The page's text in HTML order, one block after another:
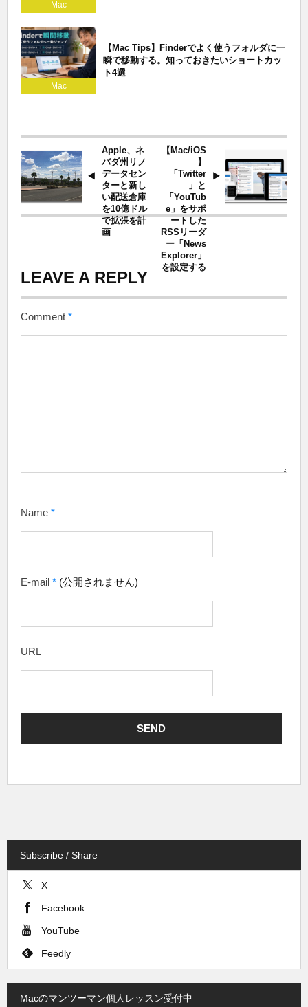
Mac
Mac
【Mac Tips】Finderでよく使うフォルダに一
瞬で移動する。知っておきたいショートカッ
ト4選
Apple、ネ
バダ州リノ
データセン
ターと新し
い配送倉庫
を10億ドル
で拡張を計
画
【Mac/iOS
】
「Twitter
」と
「YouTub
e」をサポ
ートした
RSSリーダ
ー「News
Explorer」
を設定する
LEAVE A REPLY
Comment *
Name *
E-mail * (公開されません)
URL
Subscribe / Share
X
Facebook
YouTube
Feedly
Macのマンツーマン個人レッスン受付中